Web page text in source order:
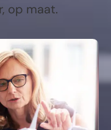
op maat.